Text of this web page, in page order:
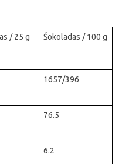
/ 25 g Šokoladas / 100 g
1657/396
76.5
6.2